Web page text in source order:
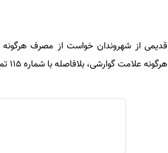
قدیمی از شهروندان خواست از مصرف
هرگونه علامت گوارشی، بلافاصله با شماره ۱۱۵ تماس بگیرند یا به مراکز درمانی مراجعه کنند.